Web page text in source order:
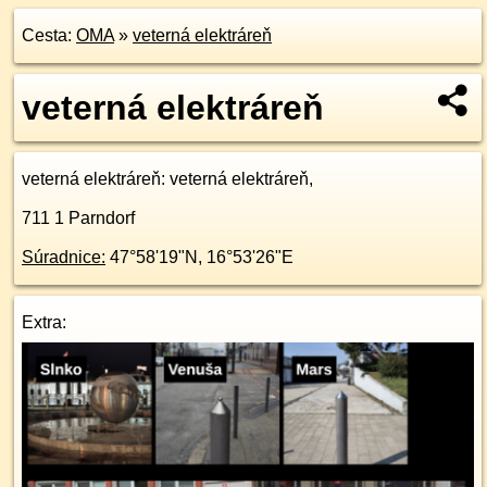
Cesta: OMA» veterná elektráreň
veterná elektráreň
veterná elektráreň: veterná elektráreň,
711 1 Parndorf
Súradnice: 47°58'19"N , 16°53'26"E
Extra: